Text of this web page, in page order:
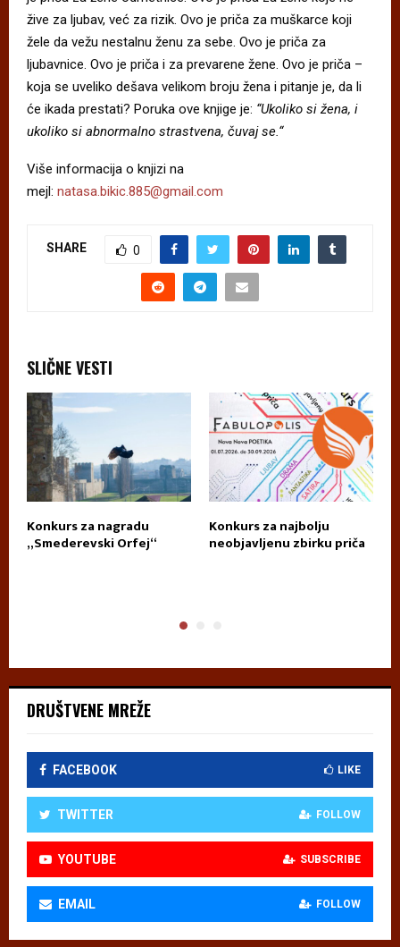
žive za ljubav, već za rizik. Ovo je priča za muškarce koji
žele da vežu nestalnu ženu za sebe. Ovo je priča za
ljubavnice. Ovo je priča i za prevarene žene. Ovo je priča –
koja se uveliko dešava velikom broju žena i pitanje je, da li
će ikada prestati? Poruka ove knjige je: “Ukoliko si žena, i
ukoliko si abnormalno strastvena, čuvaj se.“
Više informacija o knjizi na
mejl: natasa.bikic.885@gmail.com
SHARE 0
SLIČNE VESTI
Konkurs za nagradu
„Smederevski Orfej“
Konkurs za najbolju
neobjavljenu zbirku priča
DRUŠTVENE MREŽE
FACEBOOK LIKE
TWITTER FOLLOW
YOUTUBE SUBSCRIBE
EMAIL FOLLOW